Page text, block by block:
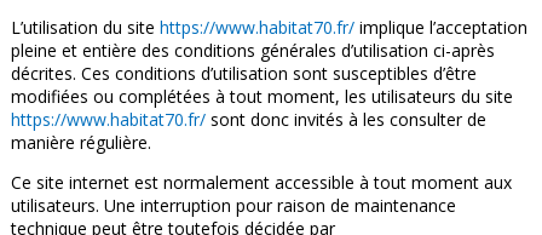
L’utilisation du site https://www.habitat70.fr/implique l’acceptation
pleine et entière des conditions générales d’utilisation ci-après
décrites. Ces conditions d’utilisation sont susceptibles d’être
modifiées ou complétées à tout moment, les utilisateurs du site
https://www.habitat70.fr/sont donc invités à les consulter de
manière régulière.
Ce site internet est normalement accessible à tout moment aux
utilisateurs. Une interruption pour raison de maintenance
technique peut être toutefois décidée par